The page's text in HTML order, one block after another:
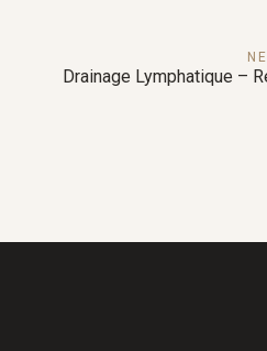
Drainage Lymphatique –